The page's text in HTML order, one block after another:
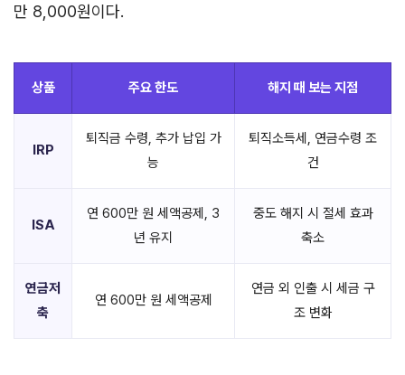
만 8,000원이다.
상품 주요 한도 해지 때 보는 지점
IRP
퇴직금 수령, 추가 납입 가
능
퇴직소득세, 연금수령 조
건
ISA
연 600만 원 세액공제, 3
년 유지
중도 해지 시 절세 효과
축소
연금저
축
연 600만 원 세액공제
연금 외 인출 시 세금 구
조 변화